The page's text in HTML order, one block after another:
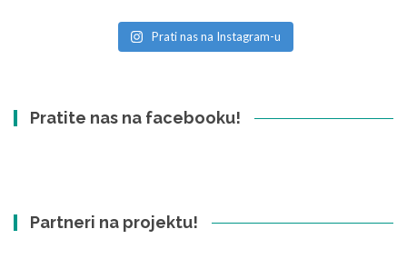
Prati nas na Instagram-u
Pratite nas na facebooku!
Partneri na projektu!